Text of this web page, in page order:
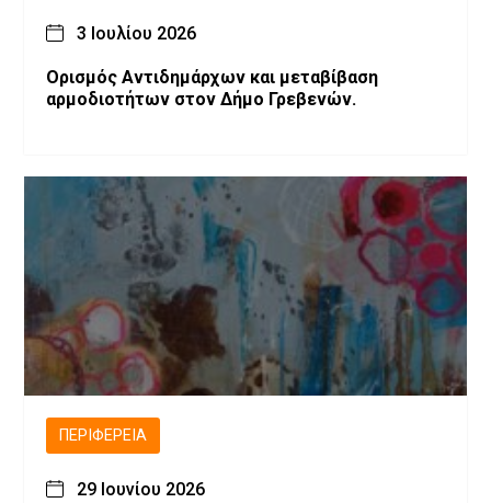
3 Ιουλίου 2026
Ορισμός Αντιδημάρχων και μεταβίβαση
αρμοδιοτήτων στον Δήμο Γρεβενών.
ΠΕΡΙΦΈΡΕΙΑ
29 Ιουνίου 2026